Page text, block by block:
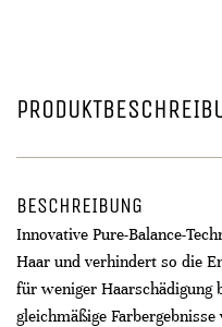
BESCHREIBUNG
Innovative Pure-Balance-
Haar und verhindert so die
für weniger Haarschädigung
gleichmäßige